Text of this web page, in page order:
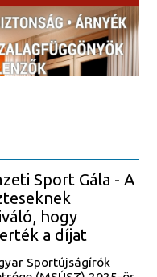
Sport Gála - A
hogy
a díjat
Sportújságírók